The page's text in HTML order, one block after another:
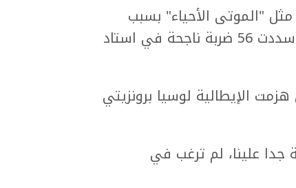
"الموتى الأحياء" بسبب
المرض، لكنها تعافت لتهزم بوزكوفا باردة الأعصاب وسددت 56 ضربة ناجحة في استاد
التي هزمت الإيطالية لوسيا برونزيتي
جدا علينا، لم ترغب في